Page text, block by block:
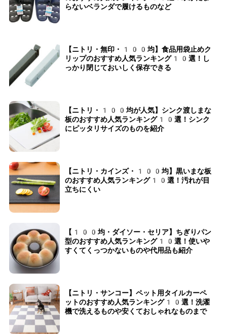
らないベランダで履けるものなど
【ニトリ・無印・100均】食品用袋止めク
リップのおすすめ人気ランキング10選！し
っかり閉じておいしく保存できる
【ニトリ・100均が人気】シンク渡しまな
板のおすすめ人気ランキング10選！シンク
にピッタリサイズのものを紹介
【ニトリ・カインズ・100均】黒いまな板
のおすすめ人気ランキング10選！汚れが目
立ちにくい
【100均・ダイソー・セリア】ちぎりパン
型のおすすめ人気ランキング10選！使いや
すくてくっつかないものや代用品も紹介
【ニトリ・サンコー】ペット用タイルカーペ
ットのおすすめ人気ランキング10選！洗濯
機で洗えるものや安くておしゃれなものまで